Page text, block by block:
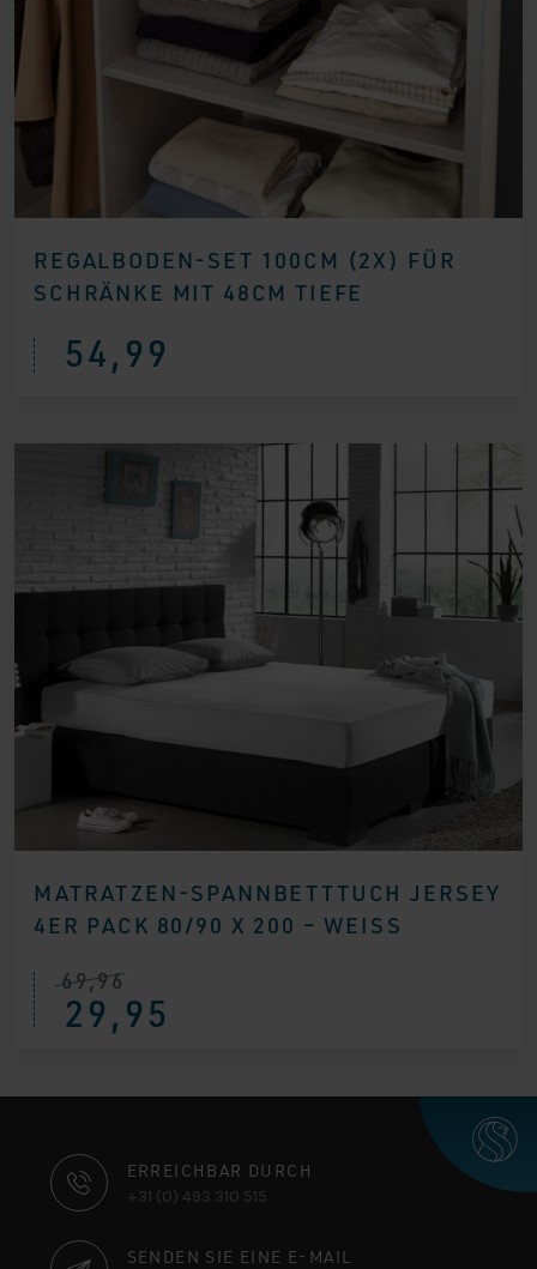
REGALBODEN-SET 100CM (2X) FÜR
SCHRÄNKE MIT 48CM TIEFE
54,99
MATRATZEN-SPANNBETTTUCH JERSEY
4ER PACK 80/90 X 200 – WEISS
69,96
Ursprünglicher
Preis
war:
29,95
Aktueller
Preis
ist:
KONTAKTINFORMATIONEN
ERREICHBAR DURCH
+31 (0) 493 310 515
SENDEN SIE EINE E-MAIL